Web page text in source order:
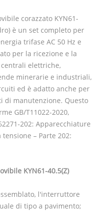
corazzato KYN61-
è un set completo per
trifase AC 50 Hz e
per la ricezione e la
elettriche,
minerarie e industriali,
ed è adatto anche per
di manutenzione. Questo
GB/T11022-2020,
202: Apparecchiature
– Parte 202:
KYN61-40.5(Z)
l'interruttore
di tipo a pavimento;